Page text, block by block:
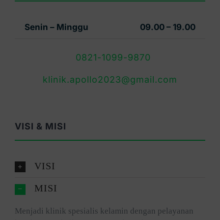
Senin – Minggu 09.00 – 19.00
0821-1099-9870
klinik.apollo2023@gmail.com
VISI & MISI
VISI
MISI
Menjadi klinik spesialis kelamin dengan pelayanan